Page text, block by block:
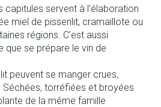
capitules servent à l’élaboration
miel de pissenlit, cramaillote ou
régions. C’est aussi
que se prépare le vin de
peuvent se manger crues,
Séchées, torréfiées et broyées
de la même famille